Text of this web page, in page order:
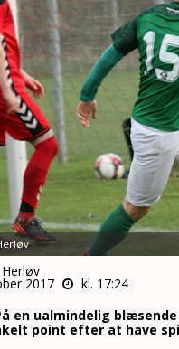
2017
kl. 17:24
På en ualmindelig
point efter at have